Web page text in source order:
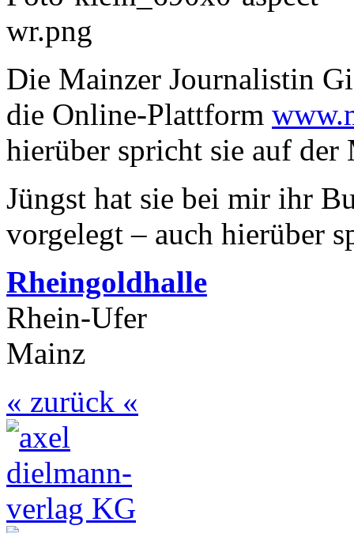
Die Mainzer Journalistin
die Online-Plattform
hierüber spricht sie auf der
Jüngst hat sie bei mir ihr
vorgelegt – auch hierüber
Rheingoldhalle
Rhein-Ufer
Mainz
« zurück «